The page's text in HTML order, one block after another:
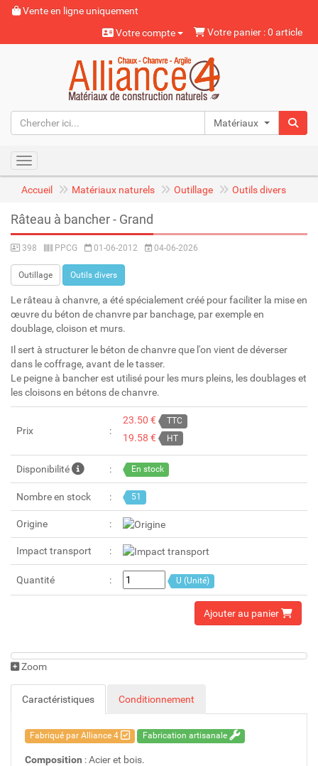
Vente en ligne uniquement
Votre compte
Votre panier : 0 article
Matériaux naturels
Toggle navigation
Accueil Matériaux naturels Outillage Outils divers
Râteau à bancher - Grand
398 PPCG 01-06-2012 04-06-2026
Outillage Outils divers
Le râteau à chanvre, a été spécialement créé pour faciliter la mise en
œuvre du béton de chanvre par banchage, par exemple en
doublage, cloison et murs.
Il sert à structurer le béton de chanvre que l'on vient de déverser
dans le coffrage, avant de le tasser.
Le peigne à bancher est utilisé pour les murs pleins, les doublages et
les cloisons en bétons de chanvre.
Prix
23.50 € TTC
19.58 € HT
Disponibilité En stock
Nombre en stock 51
Origine
Impact transport
Quantité U (Unité)
Ajouter au panier
Zoom
Caractéristiques Conditionnement
Fabriqué par Alliance 4 Fabrication artisanale
Composition : Acier et bois.